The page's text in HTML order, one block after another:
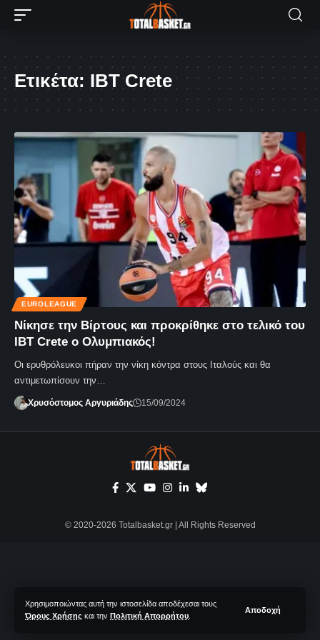
Χρησιμοποιώντας αυτή την ιστοσελίδα αποδέχεσαι τους
Όρους Χρήσης και την Πολιτική Απορρήτου
Αποδοχή
Ετικέτα: IBT Crete
EUROLEAGUE
Νίκησε την Βίρτους και προκρίθηκε στο τελικό του
IBT Crete ο Ολυμπιακός!
Οι ερυθρόλευκοι πήραν την νίκη κόντρα στους Ιταλούς και θα
αντιμετωπίσουν την…
Χρυσόστομος Αργυριάδης 15/09/2024
© 2020-2026 Totalbasket.gr | All Rights Reserved